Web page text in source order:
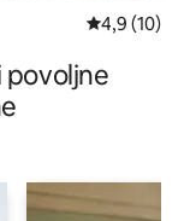
Prosječna
4,9 (10)
povoljne